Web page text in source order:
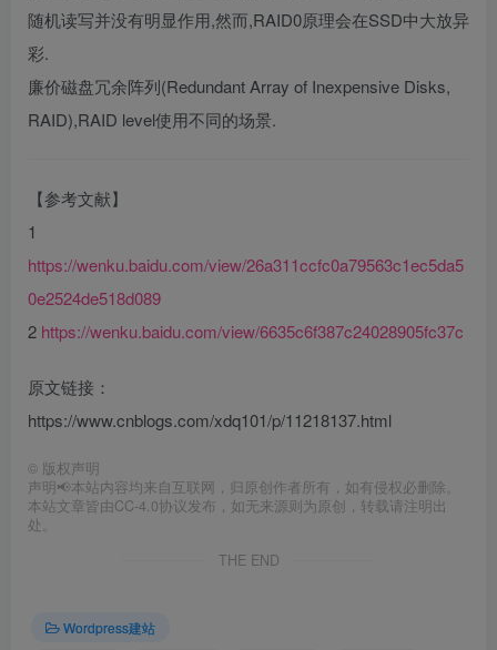
随机读写并没有明显作用,然而,RAID0原理会在SSD中大放异
彩.
廉价磁盘冗余阵列(Redundant Array of Inexpensive Disks,
RAID),RAID level使用不同的场景.
【参考文献】
1
https://wenku.baidu.com/view/26a311ccfc0a79563c1ec5da5
0e2524de518d089
2 https://wenku.baidu.com/view/6635c6f387c24028905fc37c
原文链接：
https://www.cnblogs.com/xdq101/p/11218137.html
© 版权声明
声明📢本站内容均来自互联网，归原创作者所有，如有侵权必删除。
本站文章皆由CC-4.0协议发布，如无来源则为原创，转载请注明出
处。
THE END
Wordpress建站